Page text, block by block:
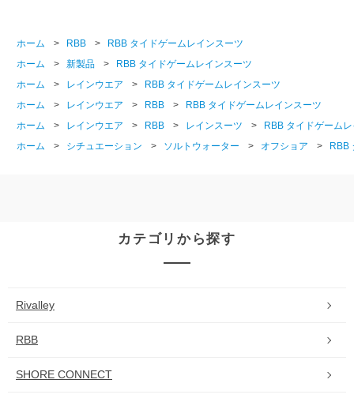
ホーム > RBB >
RBB タイドゲームレインスーツ
ホーム
> 新製品 >
RBB タイドゲームレインスーツ
ホーム
> レインウエア >
RBB タイドゲームレインスーツ
ホーム
> レインウエア > RBB >
RBB タイドゲームレインスーツ
ホーム
> レインウエア > RBB > レインスーツ >
RBB タイドゲーム
ホーム
> シチュエーション > ソルトウォーター > オフショア > RBB
カテゴリから探す
Rivalley
RBB
SHORE CONNECT